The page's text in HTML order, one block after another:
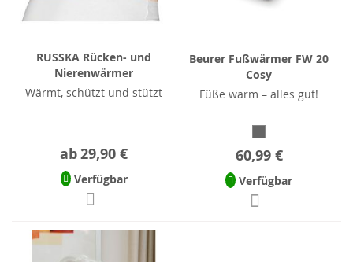
RUSSKA Rücken- und
Nierenwärmer
Wärmt, schützt und stützt
ab29,90 €
Verfügbar
Beurer Fußwärmer FW 20
Cosy
Füße warm – alles gut!
60,99 €
Verfügbar